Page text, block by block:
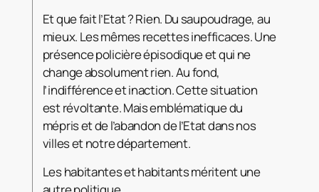
Et que fait l’Etat ? Rien. Du saupoudrage, au
mieux. Les mêmes recettes inefficaces. Une
présence policière épisodique et qui ne
change absolument rien. Au fond,
l’indifférence et inaction. Cette situation
est révoltante. Mais emblématique du
mépris et de l’abandon de l’Etat dans nos
villes et notre département.
Les habitantes et habitants méritent une